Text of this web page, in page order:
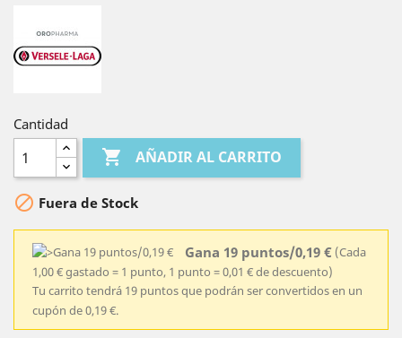
Cantidad
 AÑADIR AL CARRITO
 Fuera de Stock
Gana 19 puntos/0,19 € (Cada
1,00 € gastado = 1 punto, 1 punto = 0,01 € de descuento)
Tu carrito tendrá 19 puntos que podrán ser convertidos en un
cupón de 0,19 €.